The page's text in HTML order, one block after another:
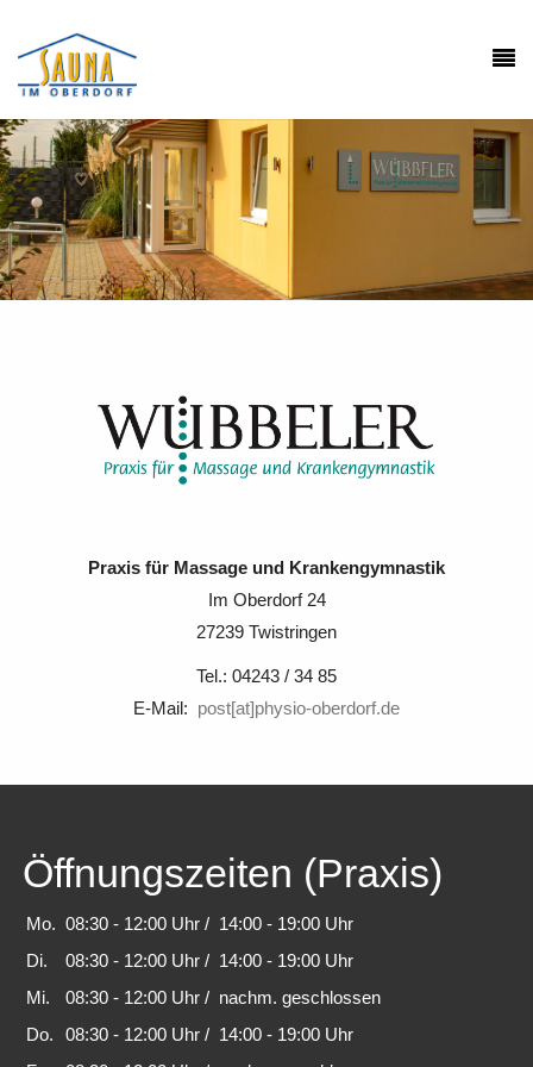
Header-Praxis
Praxis für Massage und Krankengymnastik
Im Oberdorf 24
27239 Twistringen
Tel.: 04243 / 34 85
E-Mail: post[at]physio-oberdorf.de
Öffnungszeiten (Praxis)
Mo. 08:30 - 12:00 Uhr / 14:00 - 19:00 Uhr
Di.
08:30 - 12:00 Uhr / 14:00 - 19:00 Uhr
Mi.
08:30 - 12:00 Uhr / nachm. geschlossen
Do.
08:30 - 12:00 Uhr / 14:00 - 19:00 Uhr